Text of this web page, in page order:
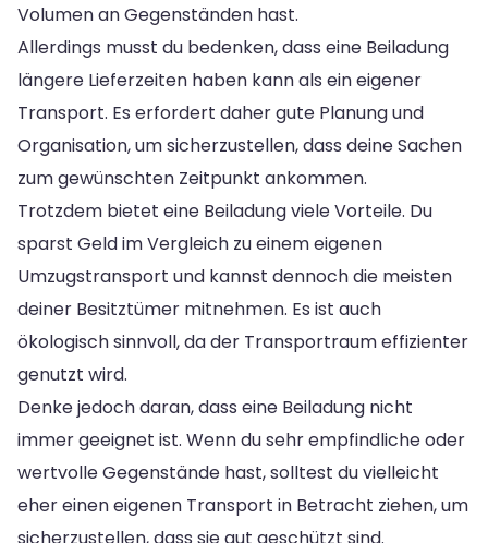
Volumen an Gegenständen hast.
Allerdings musst du bedenken, dass eine Beiladung
längere Lieferzeiten haben kann als ein eigener
Transport. Es erfordert daher gute Planung und
Organisation, um sicherzustellen, dass deine Sachen
zum gewünschten Zeitpunkt ankommen.
Trotzdem bietet eine Beiladung viele Vorteile. Du
sparst Geld im Vergleich zu einem eigenen
Umzugstransport und kannst dennoch die meisten
deiner Besitztümer mitnehmen. Es ist auch
ökologisch sinnvoll, da der Transportraum effizienter
genutzt wird.
Denke jedoch daran, dass eine Beiladung nicht
immer geeignet ist. Wenn du sehr empfindliche oder
wertvolle Gegenstände hast, solltest du vielleicht
eher einen eigenen Transport in Betracht ziehen, um
sicherzustellen, dass sie gut geschützt sind.